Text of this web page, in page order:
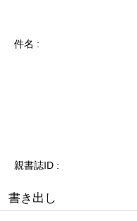
件名
親書誌ID
書き出し